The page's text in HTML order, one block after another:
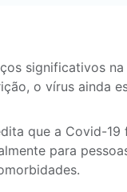
significativos
o vírus ainda
que a Covid-
para